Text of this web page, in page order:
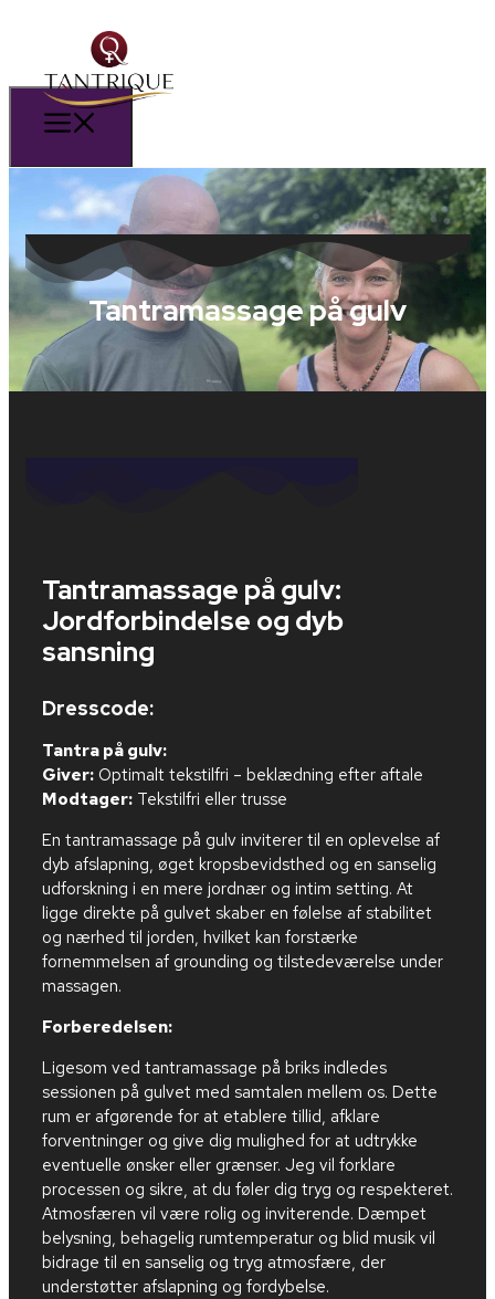
Tantramassage på gulv
Tantramassage på gulv:
Jordforbindelse og dyb
sansning
Dresscode:
Tantra på gulv:
Giver: Optimalt tekstilfri – beklædning efter aftale
Modtager: Tekstilfri eller trusse
En tantramassage på gulv inviterer til en oplevelse af
dyb afslapning, øget kropsbevidsthed og en sanselig
udforskning i en mere jordnær og intim setting. At
ligge direkte på gulvet skaber en følelse af stabilitet
og nærhed til jorden, hvilket kan forstærke
fornemmelsen af grounding og tilstedeværelse under
massagen.
Forberedelsen:
Ligesom ved tantramassage på briks indledes
sessionen på gulvet med samtalen mellem os. Dette
rum er afgørende for at etablere tillid, afklare
forventninger og give dig mulighed for at udtrykke
eventuelle ønsker eller grænser. Jeg vil forklare
processen og sikre, at du føler dig tryg og respekteret.
Atmosfæren vil være rolig og inviterende. Dæmpet
belysning, behagelig rumtemperatur og blid musik vil
bidrage til en sanselig og tryg atmosfære, der
understøtter afslapning og fordybelse.